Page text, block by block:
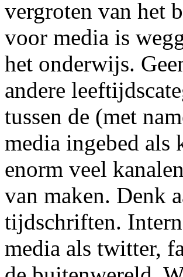
vergroten van het
voor media is
het onderwijs.
andere
tussen de (met
media ingebed als
enorm veel
van maken. Denk
tijdschriften.
media als twitter,